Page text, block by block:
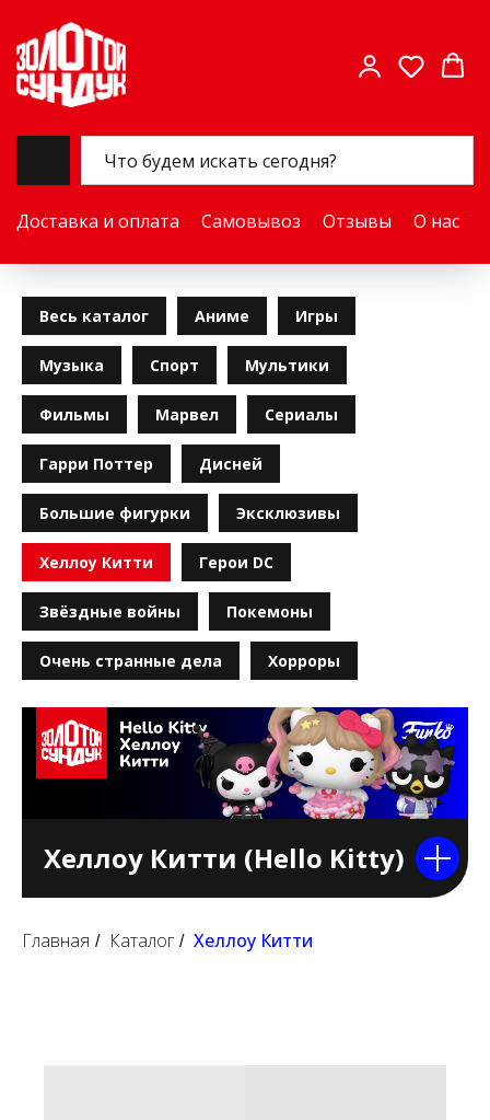
Доставка и оплата Самовывоз Отзывы О нас
Весь каталог Аниме Игры
Музыка Спорт Мультики
Фильмы Марвел Сериалы
Гарри Поттер Дисней
Большие фигурки Эксклюзивы
Хеллоу Китти Герои DC
Звёздные войны Покемоны
Очень странные дела Хорроры
Хеллоу Китти (Hello Kitty)
Главная / Каталог / Хеллоу Китти